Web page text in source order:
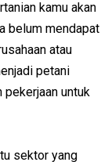
kamu akan
belum mendapat
atau
petani
pekerjaan untuk
sektor yang